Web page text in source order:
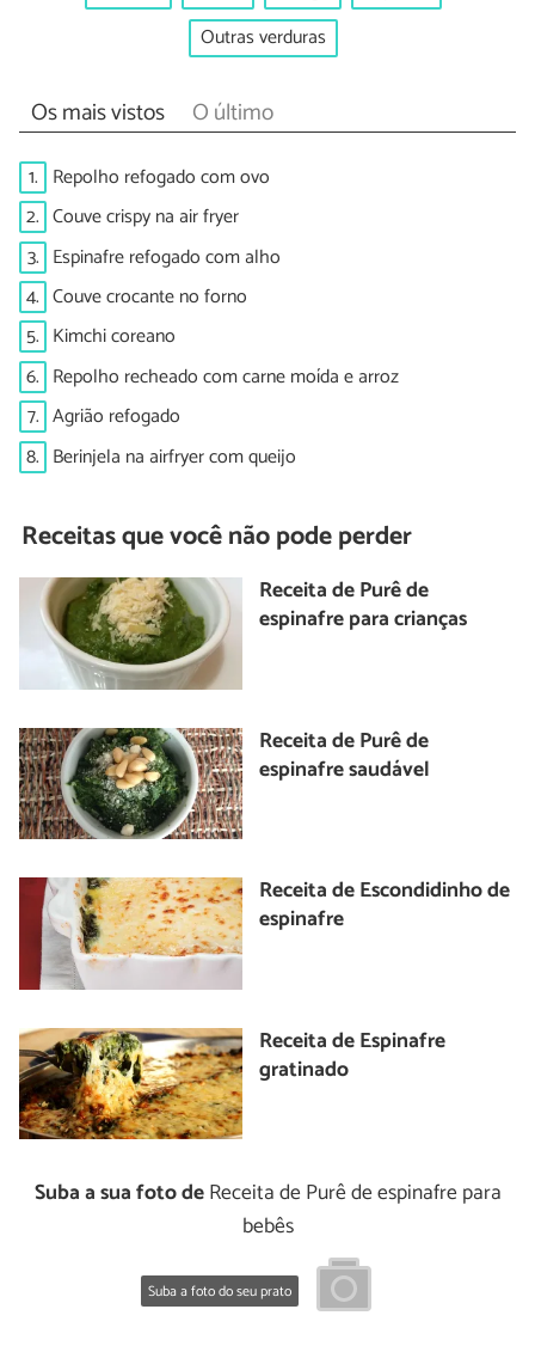
Outras verduras
Os mais vistos O último
1. Repolho refogado com ovo
2. Couve crispy na air fryer
3. Espinafre refogado com alho
4. Couve crocante no forno
5. Kimchi coreano
6. Repolho recheado com carne moída e arroz
7. Agrião refogado
8. Berinjela na airfryer com queijo
Receitas que você não pode perder
Receita de Purê de
espinafre para crianças
Receita de Purê de
espinafre saudável
Receita de Escondidinho de
espinafre
Receita de Espinafre
gratinado
Suba a sua foto deReceita de Purê de espinafre para
bebês
Suba a foto do seu prato